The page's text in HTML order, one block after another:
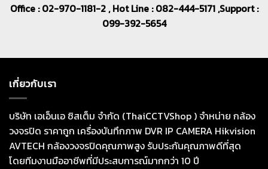
Office : 02-970-1181-2 , Hot Line : 082-444-5171 ,Support :
099-392-5654
เกี่ยวกับเรา
บริษัท เอเอ็นเอ ซิสเต็ม จำกัด (ThaiCCTVShop ) จำหน่าย กล้อง
วงจรปิด ราคาถูก เครื่องบันทึกภาพ DVR IP CAMERA Hikvision
AVTECH กล้องวงจรปิดคุณภาพสูง รับประกันคุณภาพดีที่สุด
โดยทีมงานมืออาชีพที่มีประสบการณ์มากกว่า 10 ปี